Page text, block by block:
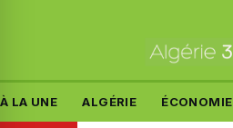
À LA UNE ALGÉRIE ÉCONOMIE